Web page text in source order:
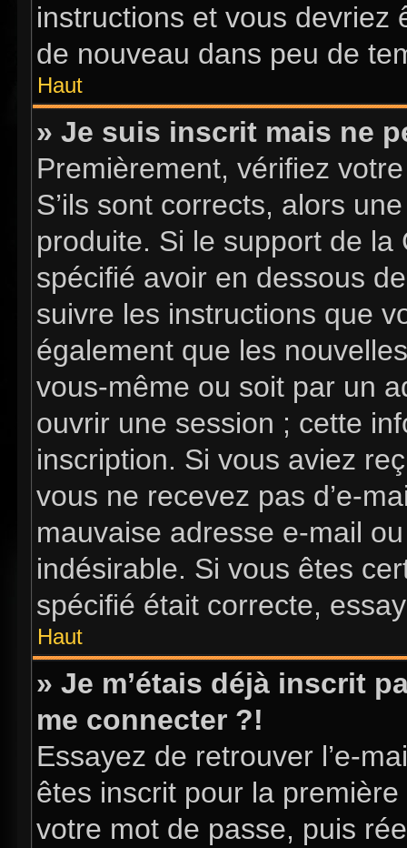
instructions et vous devriez
de nouveau dans peu de
Haut
» Je suis inscrit mais ne
Premièrement, vérifiez
S’ils sont corrects, alors
produite. Si le support de la
spécifié avoir en dessous
suivre les instructions que
également que les
vous-même ou soit par un
ouvrir une session ; cette
inscription. Si vous aviez
vous ne recevez pas d’e-
mauvaise adresse e-mail
indésirable. Si vous êtes
spécifié était correcte,
Haut
» Je m’étais déjà inscrit
me connecter ?!
Essayez de retrouver l’e-
êtes inscrit pour la
votre mot de passe, puis